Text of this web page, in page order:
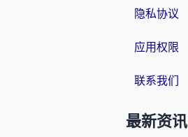
隐私协议
应用权限
联系我们
最新资讯